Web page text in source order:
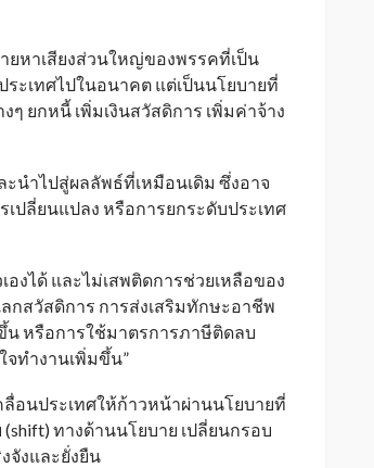
ยหาเสียงส่วนใหญ่ของพรรคที่เป็น
ะเทศไปในอนาคต แต่เป็นนโยบายที่
ยกหนี้ เพิ่มเงินสวัสดิการ เพิ่มค่าจ้าง
ะนำไปสู่ผลลัพธ์ที่เหมือนเดิม ซึ่งอาจ
ปลี่ยนแปลง หรือการยกระดับประเทศ
งได้ และไม่เสพติดการช่วยเหลือของ
กสวัสดิการ การส่งเสริมทักษะอาชีพ
น หรือการใช้มาตรการภาษีติดลบ
จทำงานเพิ่มขึ้น”
ลื่อนประเทศให้ก้าวหน้าผ่านนโยบายที่
ทางด้านนโยบาย เปลี่ยนกรอบ
จังและยั่งยืน